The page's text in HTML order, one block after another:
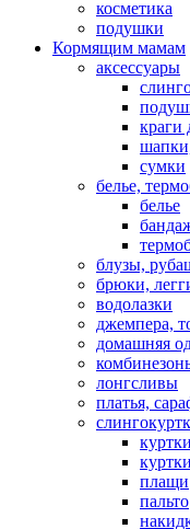
косметика
подушки
Кормящим мамам
аксессуары
краги
сумки
белье,
белье
блузы,
брюки,
водолазки
джемпера,
домашняя
лонгсливы
платья,
плащи
пальто